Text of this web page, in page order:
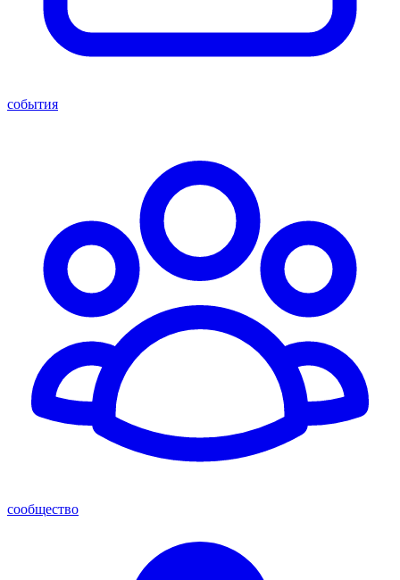
события
сообщество